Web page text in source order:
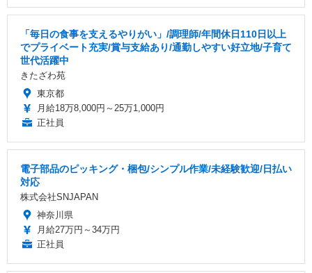
「毎日の食事を支えるやりがい」/調理師/年間休日110日以上
でプライベート充実/賞与支給あり/通勤しやすい好立地/子育て
世代活躍中
きたざわ苑
東京都
月給18万8,000円～25万1,000円
正社員
電子部品のピッキング・梱包/シンプル作業/未経験歓迎/日払い
対応
株式会社SNJAPAN
神奈川県
月給27万円～34万円
正社員